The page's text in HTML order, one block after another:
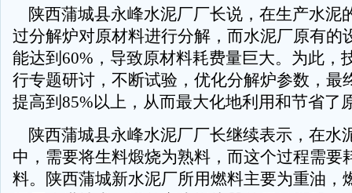
陕西蒲城县永峰水泥厂厂长说，在生产水泥
过分解炉对原材料进行分解，而水泥厂原有的
能达到60%，导致原材料耗费量巨大。为此，
行专题研讨，不断试验，优化分解炉参数，最
提高到85%以上，从而最大化地利用和节省了
陕西蒲城县永峰水泥厂厂长继续表示，在水
中，需要将生料煅烧为熟料，而这个过程需要
料。陕西蒲城新水泥厂所用燃料主要为重油，